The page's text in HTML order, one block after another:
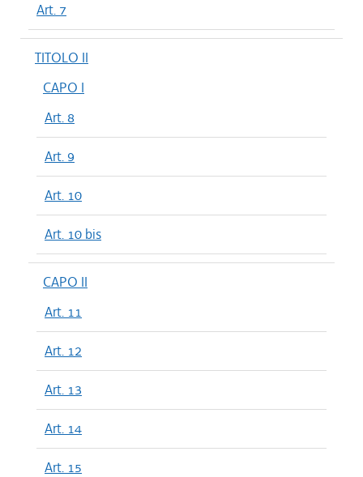
Art. 7
TITOLO II
CAPO I
Art. 8
Art. 9
Art. 10
Art. 10 bis
CAPO II
Art. 11
Art. 12
Art. 13
Art. 14
Art. 15